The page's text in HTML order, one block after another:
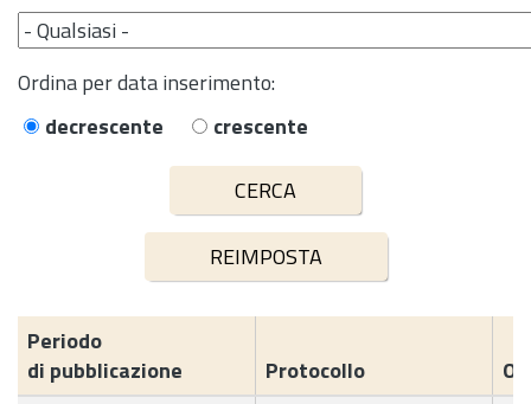
Ordina per data inserimento:
decrescente
crescente
Periodo
di pubblicazione
Protocollo